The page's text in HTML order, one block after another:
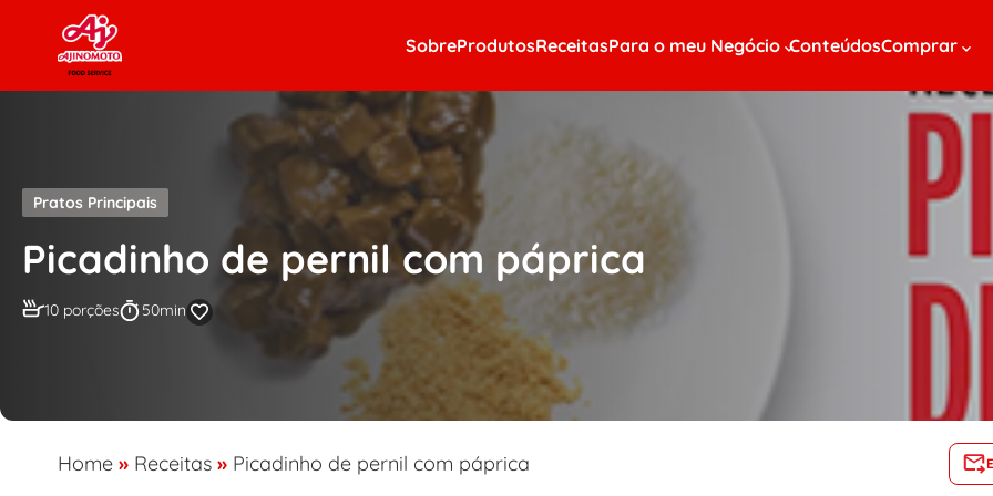
Skip to content
SobreProdutosReceitasPara o meu Negócio ConteúdosComprar
Pratos Principais
Picadinho de pernil com páprica
10 porções 50min
Home » Receitas » Picadinho de pernil com páprica